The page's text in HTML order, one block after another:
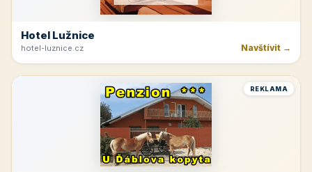
Hotel Lužnice
hotel-luznice.cz Navštívit →
REKLAMA